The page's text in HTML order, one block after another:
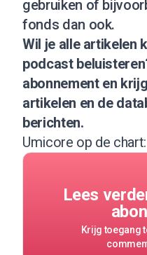
gebruiken of
fonds dan ook.
Wil je alle artikelen
podcast
abonnementen
artikelen en de
berichten.
Umicore op de
Lees
Krijg toegang